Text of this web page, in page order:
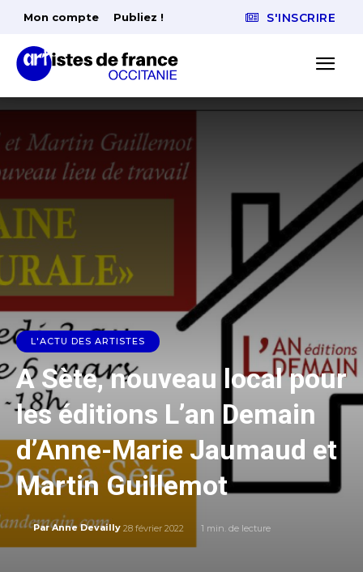
Mon compte Publiez ! S'INSCRIRE
L'ACTU DES ARTISTES
A Sète, nouveau local pour
les éditions L’an Demain
d’Anne-Marie Jaumaud et
Martin Guillemot
Par Anne Devailly 28 février 2022 1 min. de lecture